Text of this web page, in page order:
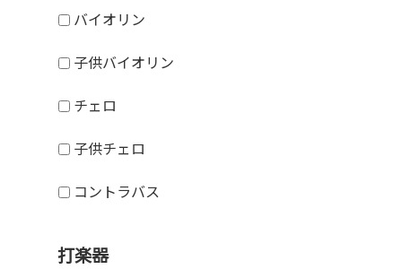
バイオリン
子供バイオリン
チェロ
子供チェロ
コントラバス
打楽器